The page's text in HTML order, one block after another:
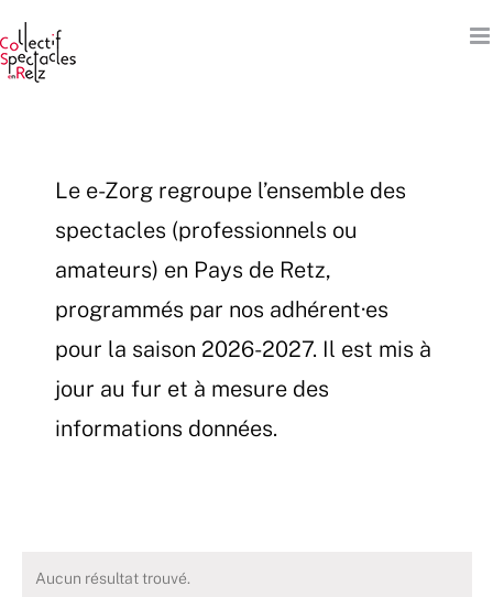
au
contenu
Le e-Zorg regroupe l’ensemble des
spectacles (professionnels ou
amateurs) en Pays de Retz,
programmés par nos adhérent·es
pour la saison 2026-2027. Il est mis à
jour au fur et à mesure des
informations données.
Aucun résultat trouvé.